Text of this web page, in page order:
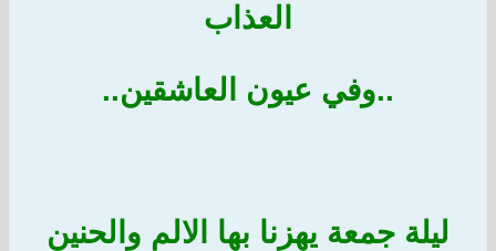
العذاب
..وفي عيون العاشقين..
ليلة جمعة يهزنا بها الالم والحنين